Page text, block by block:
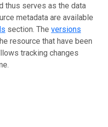
thus serves as the data
metadata are available
section. The versions
resource that have been
tracking changes